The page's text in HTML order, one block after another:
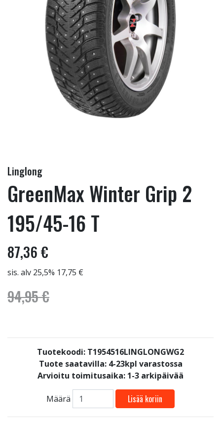
Linglong
GreenMax Winter Grip 2
195/45-16 T
87,36 €
sis. alv 25,5% 17,75 €
94,95 €
Tuotekoodi: T1954516LINGLONGWG2
Tuote saatavilla: 4-23kpl varastossa
Arvioitu toimitusaika: 1-3 arkipäivää
Määrä Lisää koriin